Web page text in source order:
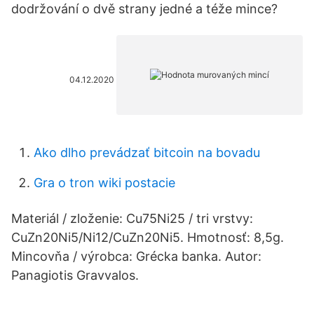
dodržování o dvě strany jedné a téže mince?
04.12.2020
Ako dlho prevádzať bitcoin na bovadu
Gra o tron ​​wiki postacie
Materiál / zloženie: Cu75Ni25 / tri vrstvy:
CuZn20Ni5/Ni12/CuZn20Ni5. Hmotnosť: 8,5g.
Mincovňa / výrobca: Grécka banka. Autor:
Panagiotis Gravvalos.